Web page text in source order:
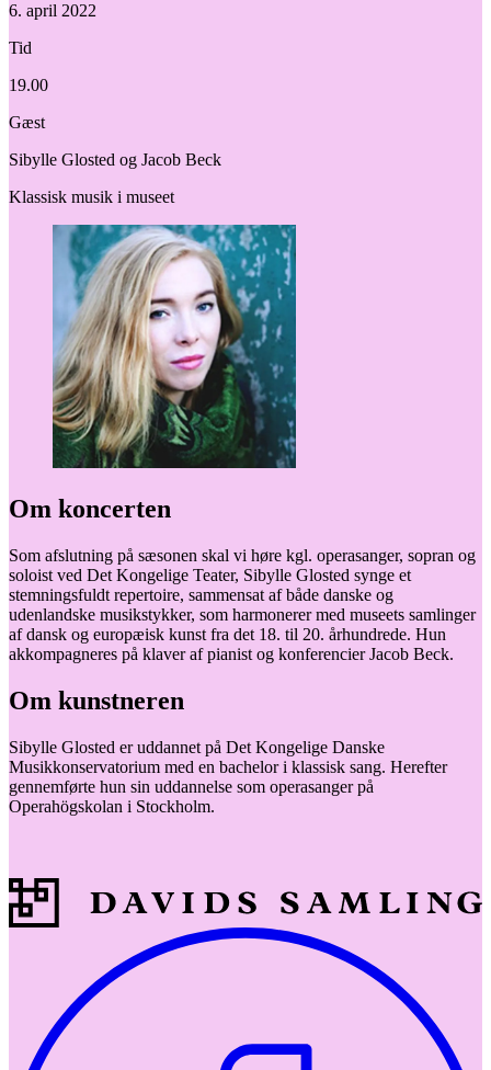
6. april 2022
Tid
19.00
Gæst
Sibylle Glosted og Jacob Beck
Klassisk musik i museet
Om koncerten
Som afslutning på sæsonen skal vi høre kgl. operasanger, sopran og
soloist ved Det Kongelige Teater, Sibylle Glosted synge et
stemningsfuldt repertoire, sammensat af både danske og
udenlandske musikstykker, som harmonerer med museets samlinger
af dansk og europæisk kunst fra det 18. til 20. århundrede. Hun
akkompagneres på klaver af pianist og konferencier Jacob Beck.
Om kunstneren
Sibylle Glosted er uddannet på Det Kongelige Danske
Musikkonservatorium med en bachelor i klassisk sang. Herefter
gennemførte hun sin uddannelse som operasanger på
Operahögskolan i Stockholm.